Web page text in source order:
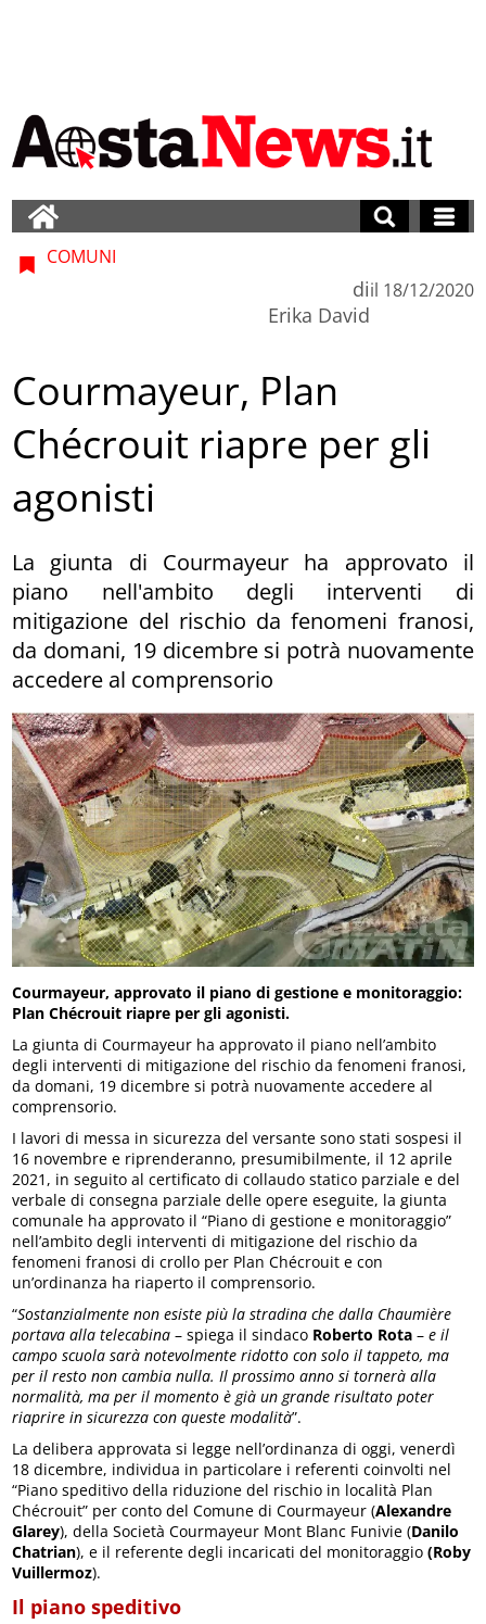
COMUNI
di
Erika David
il 18/12/2020
Courmayeur, Plan
Chécrouit riapre per gli
agonisti
La giunta di Courmayeur ha approvato il
piano nell'ambito degli interventi di
mitigazione del rischio da fenomeni franosi,
da domani, 19 dicembre si potrà nuovamente
accedere al comprensorio
Courmayeur, approvato il piano di gestione e monitoraggio:
Plan Chécrouit riapre per gli agonisti.
La giunta di Courmayeur ha approvato il piano nell’ambito
degli interventi di mitigazione del rischio da fenomeni franosi,
da domani, 19 dicembre si potrà nuovamente accedere al
comprensorio.
I lavori di messa in sicurezza del versante sono stati sospesi il
16 novembre e riprenderanno, presumibilmente, il 12 aprile
2021, in seguito al certificato di collaudo statico parziale e del
verbale di consegna parziale delle opere eseguite, la giunta
comunale ha approvato il “Piano di gestione e monitoraggio”
nell’ambito degli interventi di mitigazione del rischio da
fenomeni franosi di crollo per Plan Chécrouit e con
un’ordinanza ha riaperto il comprensorio.
“Sostanzialmente non esiste più la stradina che dalla Chaumière
portava alla telecabina – spiega il sindaco Roberto Rota –e il
campo scuola sarà notevolmente ridotto con solo il tappeto, ma
per il resto non cambia nulla. Il prossimo anno si tornerà alla
normalità, ma per il momento è già un grande risultato poter
riaprire in sicurezza con queste modalità”.
La delibera approvata si legge nell’ordinanza di oggi, venerdì
18 dicembre, individua in particolare i referenti coinvolti nel
“Piano speditivo della riduzione del rischio in località Plan
Chécrouit” per conto del Comune di Courmayeur (Alexandre
Glarey), della Società Courmayeur Mont Blanc Funivie (Danilo
Chatrian), e il referente degli incaricati del monitoraggio(Roby
Vuillermoz).
Il piano speditivo